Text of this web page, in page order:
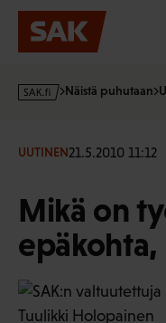
Hyppää
sisältöön
s
·
Näistä puhutaan
UUTINEN21.5.2010 11:12
Mikä on
epäkohta,